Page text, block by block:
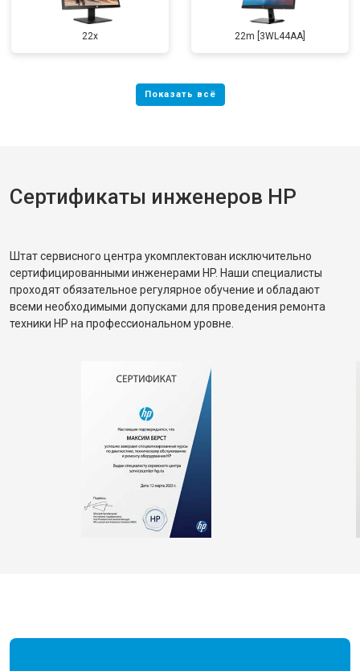
22x 22m [3WL44AA]
Сертификаты инженеров HP
Штат сервисного центра укомплектован исключительно
сертифицированными инженерами HP. Наши специалисты
проходят обязательное регулярное обучение и обладают
всеми необходимыми допусками для проведения ремонта
техники HP на профессиональном уровне.